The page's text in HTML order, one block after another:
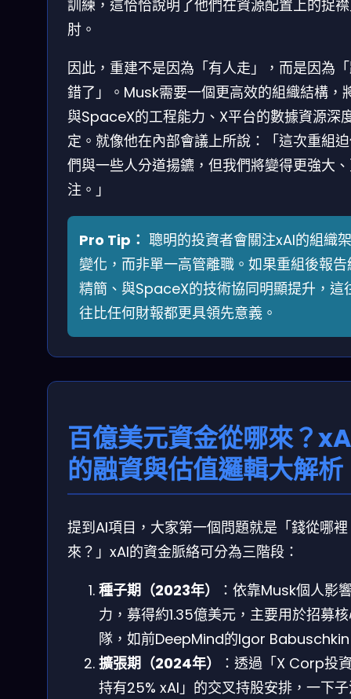
訓練，這恰恰說明了他們在資源配置上的捉
肘。
因此，重建不是因為「有人走」，而是因為
錯了」。Musk需要一個更高效的組織結構，
與SpaceX的工程能力、X平台的數據資源深
定。就像他在內部會議上所說：「這次重組
們與一些人分道揚鑣，但我們將變得更強大
注。」
Pro Tip： 聰明的投資者會關注xAI的組織
變化，而非單一高管離職。如果重組後報告
精簡、與SpaceX的技術協同明顯提升，這
往比任何財報都更具領先意義。
百億美元資金從哪來？
的融資與估值邏輯大解析
提到AI項目，大家第一個問題就是「錢從哪裡
來？」xAI的資金脈絡可分為三階段：
種子期（2023年）
：依靠Musk個人影
力，募得約1.35億美元，主要用於招募
隊，如前DeepMind的Igor
擴張期（2024年）
：透過「X Corp投
持有25% xAI」的交叉持股安排，一下